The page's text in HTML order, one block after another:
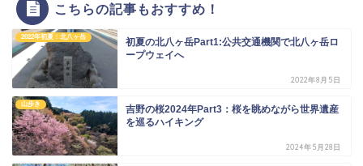
こちらの記事もおすすめ！
2022年初夏：北八ヶ岳
初夏の北八ヶ岳Part1:公共交通機関で北八ヶ岳ロ
ープウェイへ
2022年8月5日
山歩き
吉野の桜2024年Part3：桜を眺めながら世界遺産
を巡るハイキング
2024年5月28日